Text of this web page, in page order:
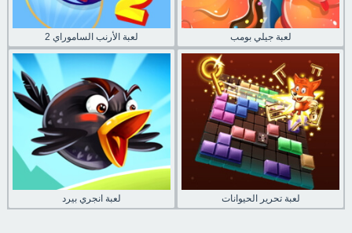
لعبة الأرنب الساموراي 2 لعبة جيلي بومب
لعبة انجري بيرد لعبة تحرير الحيوانات